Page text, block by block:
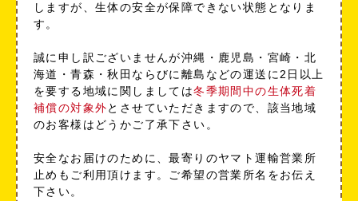
しますが、生体の安全が保障できない状態となりま
す。
誠に申し訳ございませんが沖縄・鹿児島・宮崎・北
海道・青森・秋田ならびに離島などの運送に2日以上
を要する地域に関しましては冬季期間中の生体死着
補償の対象外とさせていただきますので、該当地域
のお客様はどうかご了承下さい。
安全なお届けのために、最寄りのヤマト運輸営業所
止めもご利用頂けます。ご希望の営業所名をお伝え
下さい。